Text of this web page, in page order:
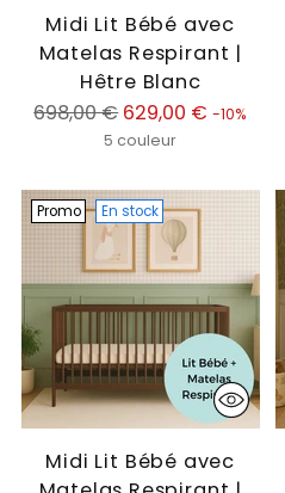
Midi Lit Bébé avec
Matelas Respirant |
Hêtre Blanc
Prix
698,00 € 629,00 € -10%
5 couleur
Promo En stock
Midi Lit Bébé avec